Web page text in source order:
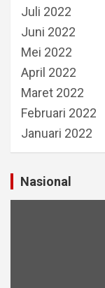
Juli 2022
Juni 2022
Mei 2022
April 2022
Maret 2022
Februari 2022
Januari 2022
Nasional